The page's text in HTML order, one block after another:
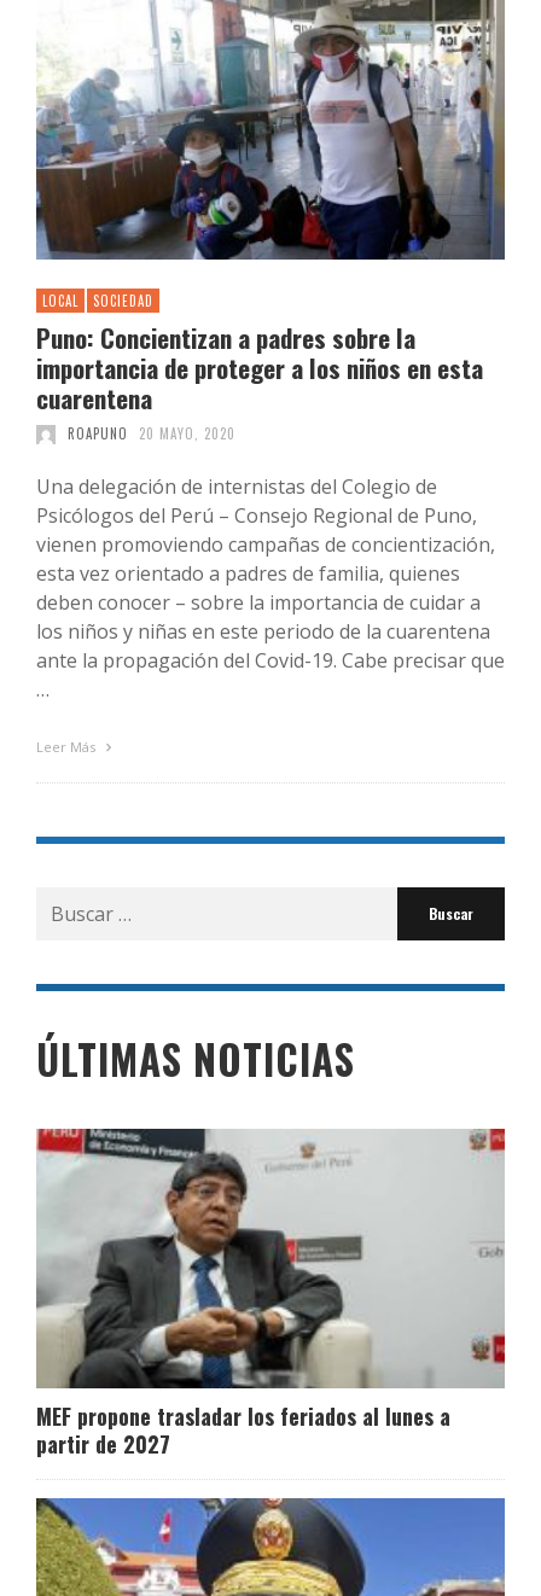
LOCAL SOCIEDAD
Puno: Concientizan a padres sobre la
importancia de proteger a los niños en esta
cuarentena
ROAPUNO 20 MAYO, 2020
Una delegación de internistas del Colegio de
Psicólogos del Perú – Consejo Regional de Puno,
vienen promoviendo campañas de concientización,
esta vez orientado a padres de familia, quienes
deben conocer – sobre la importancia de cuidar a
los niños y niñas en este periodo de la cuarentena
ante la propagación del Covid-19. Cabe precisar que
…
Leer Más
Buscar
por:
ÚLTIMAS NOTICIAS
MEF propone trasladar los feriados al lunes a
partir de 2027